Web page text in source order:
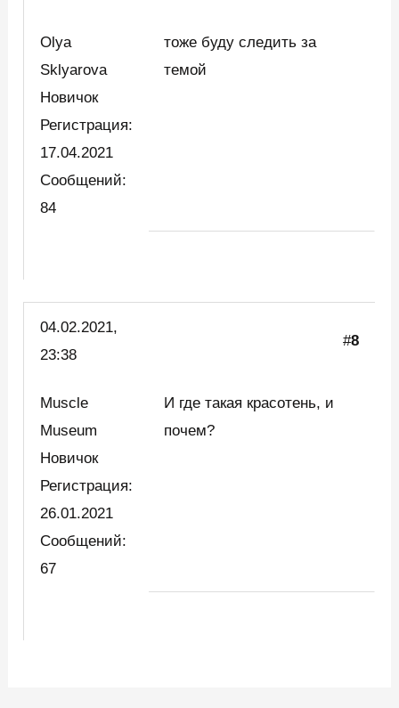
Olya
Sklyarova
Новичок
Регистрация:
17.04.2021
Сообщений:
84
тоже буду следить за
темой
04.02.2021,
23:38
#8
Muscle
Museum
Новичок
Регистрация:
26.01.2021
Сообщений:
67
И где такая красотень, и
почем?